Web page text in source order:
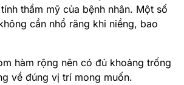
thẩm mỹ của bệnh nhân. Một số
cần nhổ răng khi niềng, bao
hàm rộng nên có đủ khoảng trống
về đúng vị trí mong muốn.